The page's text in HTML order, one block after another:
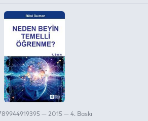
— 2015 — 4. Baskı